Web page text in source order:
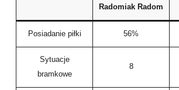
Radomiak Radom
Posiadanie piłki 56%
Sytuacje
bramkowe
8